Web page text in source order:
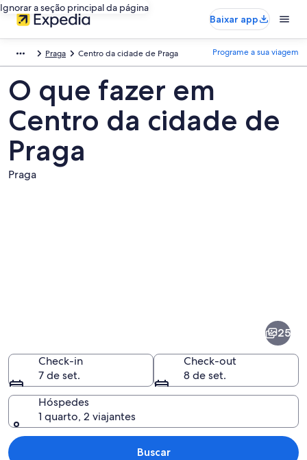
Ignorar a seção principal da página
Baixar app
Praga Centro da cidade de Praga Programe a sua viagem
O que fazer em
Centro da cidade de
Praga
Praga
cidade
de
Praga
Uma ponte histórica sobre um rio,
25
Check-in
7 de set.
Check-out
8 de set.
Hóspedes
1 quarto, 2 viajantes
Buscar